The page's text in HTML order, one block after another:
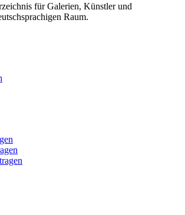
für Galerien, Künstler und
Raum.